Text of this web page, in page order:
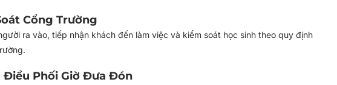
Cổng Trường
ra vào, tiếp nhận khách đến làm việc và kiểm soát học sinh theo quy định
Điều Phối Giờ Đưa Đón